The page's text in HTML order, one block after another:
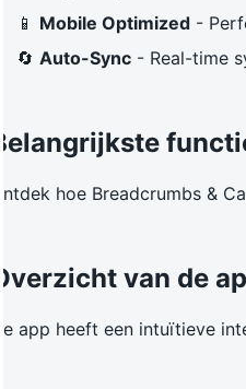
📱 Mobile Optimized -
🔄 Auto-Sync - Real-time
Belangrijkste
Ontdek hoe Breadcrumbs &
Overzicht van de
De app heeft een intuïtieve